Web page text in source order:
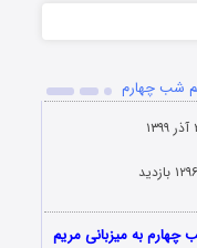
شب چهارم
بازدید
چهارم به میزبانی مریم